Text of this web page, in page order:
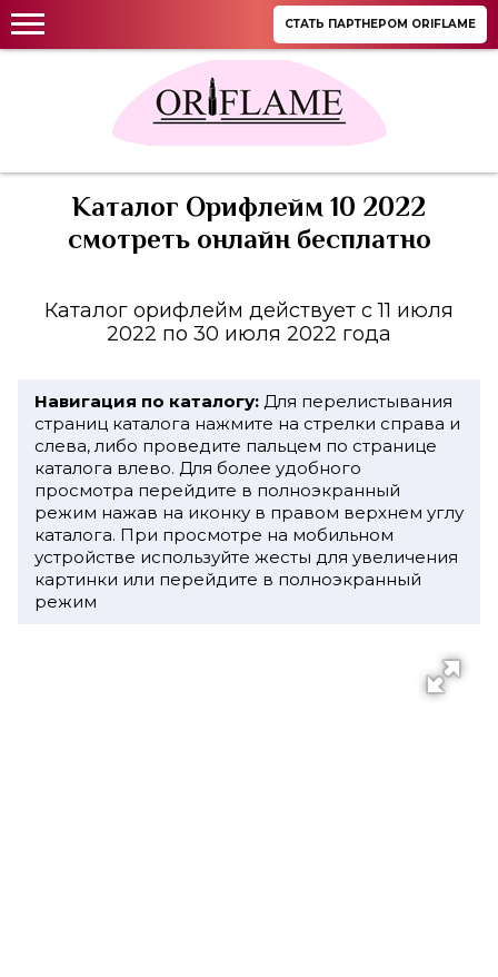
СТАТЬ ПАРТНЕРОМ ORIFLAME
Каталог Орифлейм 10 2022
смотреть онлайн бесплатно
Каталог орифлейм действует с 11 июля
2022 по 30 июля 2022 года
Навигация по каталогу: Для перелистывания
страниц каталога нажмите на стрелки справа и
слева, либо проведите пальцем по странице
каталога влево. Для более удобного
просмотра перейдите в полноэкранный
режим нажав на иконку в правом верхнем углу
каталога. При просмотре на мобильном
устройстве используйте жесты для увеличения
картинки или перейдите в полноэкранный
режим